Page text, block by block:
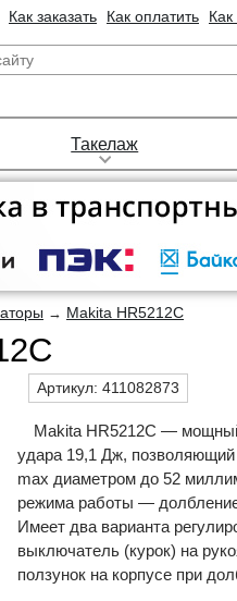
Как заказать Как оплатить Как
Такелаж
→ Makita HR5212C
Артикул: 411082873
Makita HR5212C —
удара 19,1 Дж,
max диаметром до 52
режима работы —
Имеет два варианта
выключатель (курок) на
ползунок на корпусе при